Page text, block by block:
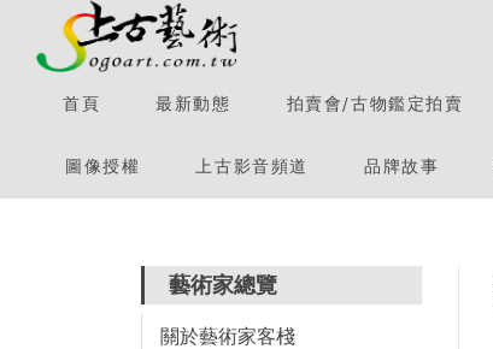
首頁 最新動態 拍賣會/古物鑑定拍賣
圖像授權 上古影音頻道 品牌故事
藝術家總覽
關於藝術家客棧